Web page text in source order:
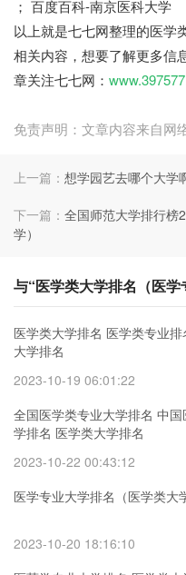
； 百度百科-南京医科大学
以上就是七七网整理的医学
相关内容，想要了解更多信
章关注七七网：
免责声明：文章内容来自网
上一篇： 想学园艺去哪个大学
下一篇： 全国师范大学排行榜
学）
与“医学类大学排名（医
医学类大学排名 医学类专业
大学排名
2023-10-19 06:01:22
全国医学类专业大学排名 中国
学排名 医学类大学排名
2023-10-22 00:43:12
医学专业大学排名（医学类大
2023-10-20 18:16:10